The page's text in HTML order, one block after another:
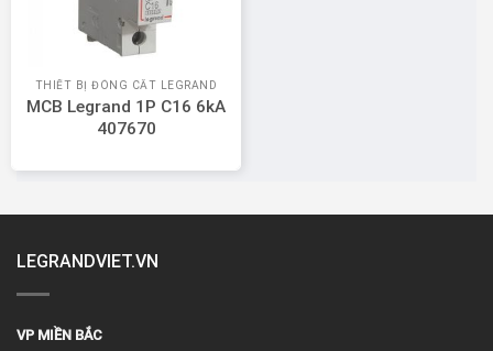
THIẾT BỊ ĐÓNG CẮT LEGRAND
MCB Legrand 1P C16 6kA
407670
LEGRANDVIET.VN
VP MIỀN BẮC